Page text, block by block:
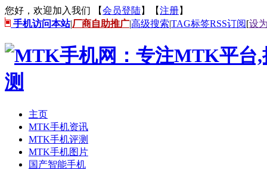
您好，欢迎加入我们 【会员登陆】【注册】
手机访问本站|厂商自助推广|高级搜索|TAG标签RSS订阅[设
主页
MTK手机资讯
MTK手机评测
MTK手机图片
国产智能手机